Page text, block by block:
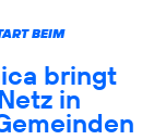
BEIM
bringt
in